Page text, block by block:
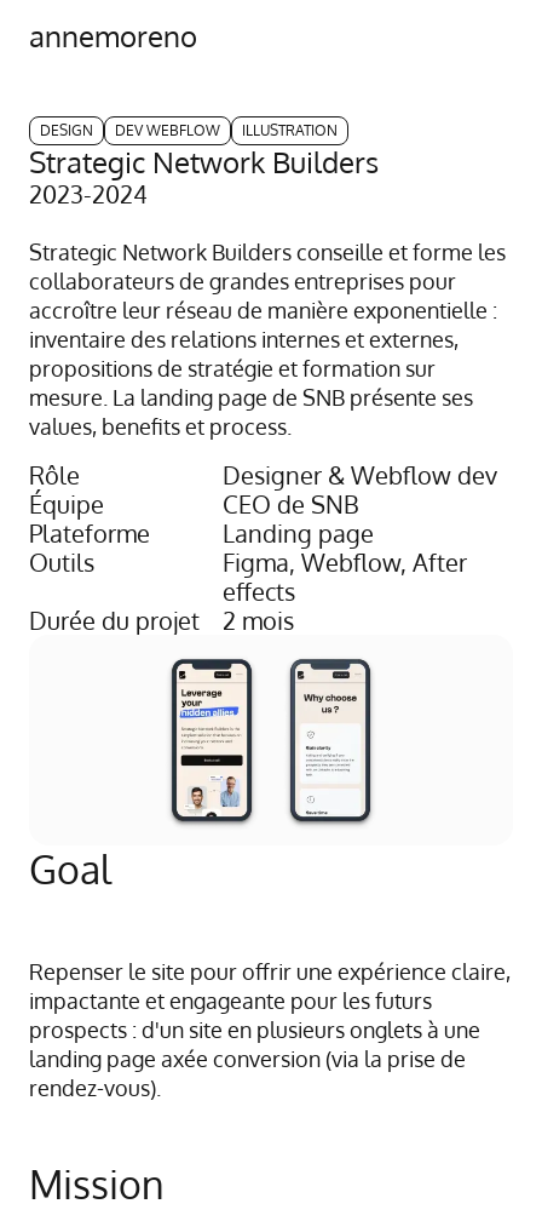
annemoreno
DESIGN DEV WEBFLOW ILLUSTRATION
Strategic Network Builders
2023-2024
Strategic Network Builders conseille et forme les
collaborateurs de grandes entreprises pour
accroître leur réseau de manière exponentielle :
inventaire des relations internes et externes,
propositions de stratégie et formation sur
mesure. La landing page de SNB présente ses
values, benefits et process.
Rôle
Designer & Webflow dev
Équipe
CEO de SNB
Plateforme
Landing page
Outils
Figma, Webflow, After
effects
Durée du projet
2 mois
Goal
Repenser le site pour offrir une expérience claire,
impactante et engageante pour les futurs
prospects : d'un site en plusieurs onglets à une
landing page axée conversion (via la prise de
rendez-vous).
Mission